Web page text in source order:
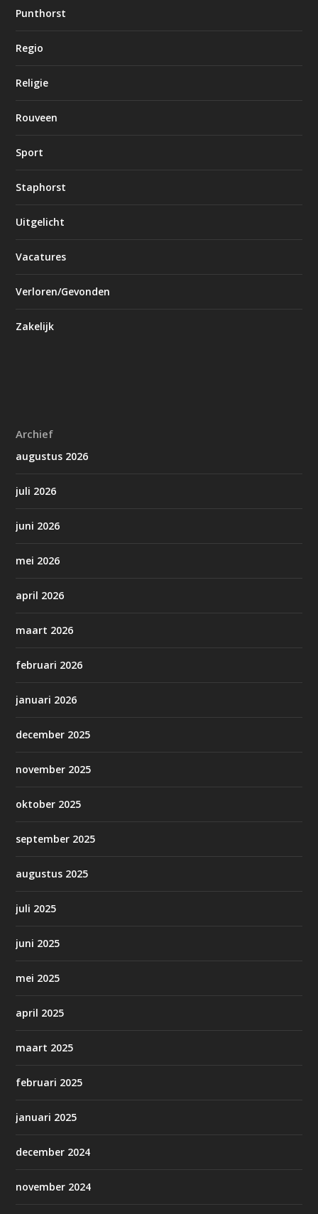
Punthorst
Regio
Religie
Rouveen
Sport
Staphorst
Uitgelicht
Vacatures
Verloren/Gevonden
Zakelijk
Archief
augustus 2026
juli 2026
juni 2026
mei 2026
april 2026
maart 2026
februari 2026
januari 2026
december 2025
november 2025
oktober 2025
september 2025
augustus 2025
juli 2025
juni 2025
mei 2025
april 2025
maart 2025
februari 2025
januari 2025
december 2024
november 2024